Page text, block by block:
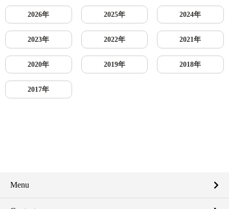
2026年 2025年 2024年
2023年 2022年 2021年
2020年 2019年 2018年
2017年
Menu